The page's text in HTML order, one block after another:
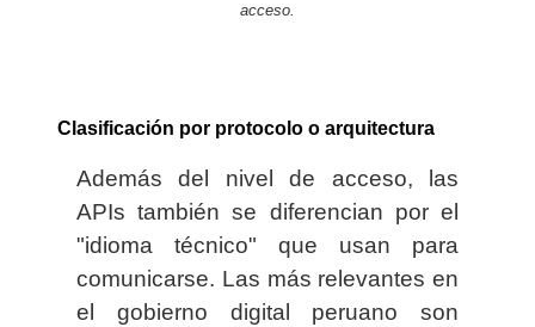
acceso.
Clasificación por protocolo o arquitectura
Además del nivel de acceso, las
APIs también se diferencian por el
"idioma técnico" que usan para
comunicarse. Las más relevantes en
el gobierno digital peruano son